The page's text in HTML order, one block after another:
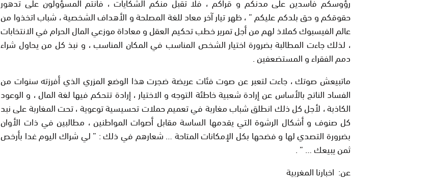
حقوقكم و حق بلدكم عليكم ” ، ظهر تيار آخر معاد للغة المصلحة و الأهداف الشخصية ، شباب اتخذوا من
عالم الفيسبوك كملاذ لهم من أجل تمرير خطب تحكيم العقل و معاداة موزعي المال الحرام في الانتخابات
، لذلك جاءت المطالبة بضرورة اختيار الشخص المناسب في المكان المناسب ، و نبذ كل من يحاول شراء
دمم الفقراء و المستضعفين .
ماتبيعش صوتك ، جاءت لتعبر عن صوت فئات عريضة ضجرت هذا الوضع المزري الذي أفرزته سنوات من
الفساد الناتج بالأساس عن إرادة شعبية خاطئة التوجه و الاختيار ، إرادة تتحكم فيها لغة المال ، و الوعود
الكاذبة ، لأجل كل ذلك انطلق شباب مغاربة في تعميم حملات تحسيسية توعوية ، تحت المغاربة على نبد
كل صنوف و أشكال الرشوة التي يقدمها الساسة مقابل أصوات المواطنين ، مطالبين في ذات الأوان
بضرورة التصدي لها و فضحها بكل الإمكانات المتاحة … شعارهم في ذلك : ” لي شراك اليوم غدا بأرخص
ثمن يبيعك … ” .
عن: اخبارنا المغربية